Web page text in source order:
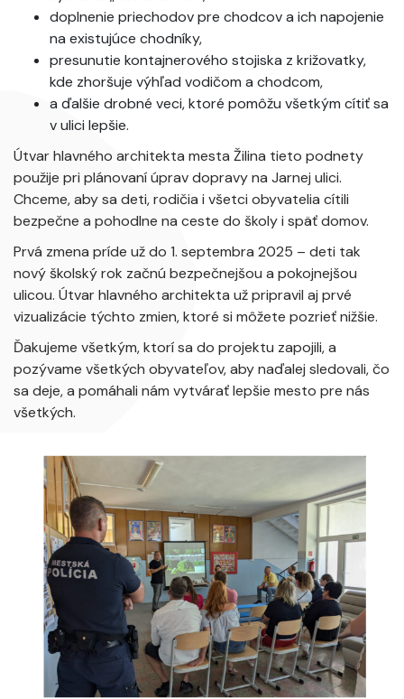
doplnenie priechodov pre chodcov a ich napojenie
na existujúce chodníky,
presunutie kontajnerového stojiska z križovatky,
kde zhoršuje výhľad vodičom a chodcom,
a ďalšie drobné veci, ktoré pomôžu všetkým cítiť sa
v ulici lepšie.
Útvar hlavného architekta mesta Žilina tieto podnety
použije pri plánovaní úprav dopravy na Jarnej ulici.
Chceme, aby sa deti, rodičia i všetci obyvatelia cítili
bezpečne a pohodlne na ceste do školy i späť domov.
Prvá zmena príde už do 1. septembra 2025 – deti tak
nový školský rok začnú bezpečnejšou a pokojnejšou
ulicou. Útvar hlavného architekta už pripravil aj prvé
vizualizácie týchto zmien, ktoré si môžete pozrieť nižšie.
Ďakujeme všetkým, ktorí sa do projektu zapojili, a
pozývame všetkých obyvateľov, aby naďalej sledovali, čo
sa deje, a pomáhali nám vytvárať lepšie mesto pre nás
všetkých.